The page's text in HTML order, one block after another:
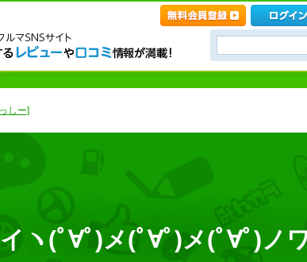
しー]
ヽ(ﾟ∀ﾟ)メ(ﾟ∀ﾟ)メ(ﾟ∀ﾟ)ノ